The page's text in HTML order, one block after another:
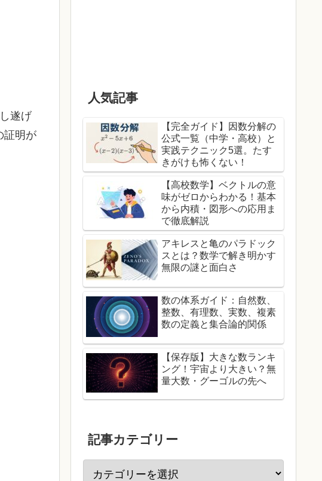
遂げ
証明が
人気記事
​【完全ガイド】因数分解の
公式一覧（中学・高校）と
実践テクニック5選。たす
きがけも怖くない！
【高校数学】ベクトルの意
味がゼロからわかる！基本
から内積・図形への応用ま
で徹底解説
アキレスと亀のパラドック
スとは？数学で解き明かす
無限の謎と面白さ
​数の体系ガイド：自然数、
整数、有理数、実数、複素
数の定義と集合論的関係
【保存版】大きな数ランキ
ング！宇宙より大きい？無
量大数・グーゴルの先へ
記事カテゴリー